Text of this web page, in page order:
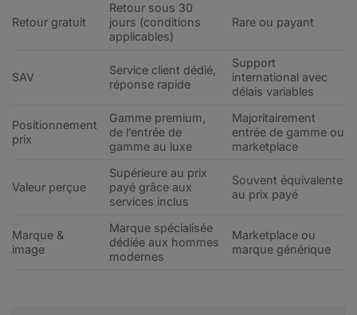
Retour gratuit
Retour sous 30
jours (conditions
applicables)
Rare ou payant
SAV
Service client dédié,
réponse rapide
Support
international avec
délais variables
Positionnement
prix
Gamme premium,
de l’entrée de
gamme au luxe
Majoritairement
entrée de gamme ou
marketplace
Valeur perçue
Supérieure au prix
payé grâce aux
services inclus
Souvent équivalente
au prix payé
Marque &
image
Marque spécialisée
dédiée aux hommes
modernes
Marketplace ou
marque générique